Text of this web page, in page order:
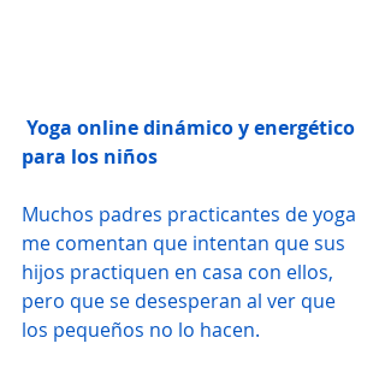
para los niños
Muchos padres practicantes de yoga
me comentan que intentan que sus
hijos practiquen en casa con ellos,
pero que se desesperan al ver que
los pequeños no lo hacen.